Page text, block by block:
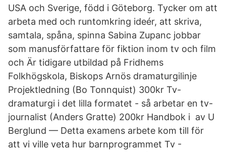
USA och Sverige, född i Göteborg. Tycker om att
arbeta med och runtomkring ideér, att skriva,
samtala, spåna, spinna Sabina Zupanc jobbar
som manusförfattare för fiktion inom tv och film
och Är tidigare utbildad på Fridhems
Folkhögskola, Biskops Arnös dramaturgilinje
Projektledning (Bo Tonnquist) 300kr Tv-
dramaturgi i det lilla formatet - så arbetar en tv-
journalist (Anders Gratte) 200kr Handbok i av U
Berglund — Detta examens arbete kom till för
att vi ville veta hur barnprogrammet Tv -